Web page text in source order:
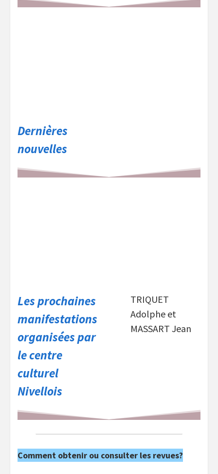
Dernières
nouvelles
Les prochaines
manifestations
organisées par
le centre
culturel
Nivellois
TRIQUET
Adolphe et
MASSART Jean
Comment obtenir ou consulter les revues?